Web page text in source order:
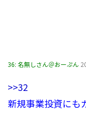
36: 名無しさん＠おーぷん
>>32
新規事業投資にも